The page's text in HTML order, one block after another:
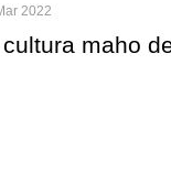
2022
maho